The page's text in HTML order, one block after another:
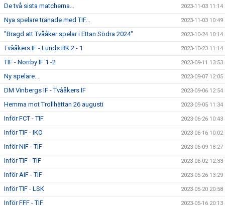
De två sista matcherna... 2023-11-03 11:14
Nya spelare tränade med TIF... 2023-11-03 10:49
"Bragd att Tvååker spelar i Ettan Södra 2024" 2023-10-24 10:14
Tvååkers IF - Lunds BK 2 - 1 2023-10-23 11:14
TIF - Norrby IF 1 -2 2023-09-11 13:53
Ny spelare... 2023-09-07 12:05
DM Vinbergs IF - Tvååkers IF 2023-09-06 12:54
Hemma mot Trollhättan 26 augusti 2023-09-05 11:34
Inför FCT - TIF 2023-06-26 10:43
Inför TIF - IKO 2023-06-16 10:02
Inför NIF - TIF 2023-06-09 18:27
Inför TIF - TIF 2023-06-02 12:33
Inför AIF - TIF 2023-05-26 13:29
Inför TIF - LSK 2023-05-20 20:58
Inför FFF - TIF 2023-05-16 20:13